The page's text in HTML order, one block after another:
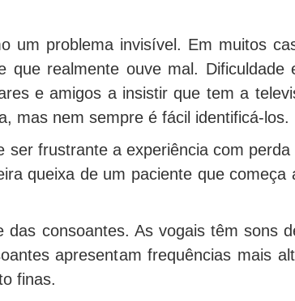
um problema invisível. Em muitos
que realmente ouve mal. Dificuldade
e amigos a insistir que tem a
mas nem sempre é fácil identificá-los.
frustrante a experiência com
queixa de um paciente que começa
consoantes. As vogais têm sons
apresentam frequências mais
finas.